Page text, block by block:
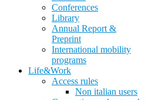
Conferences
Library
Annual Report &
Preprint
International mobility
programs
Life&Work
Access rules
Non italian users